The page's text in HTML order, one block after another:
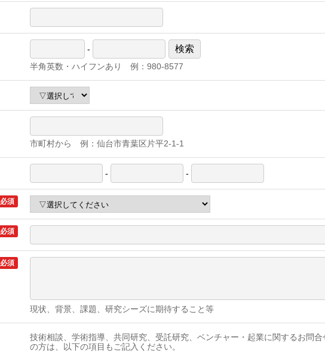
- 検索
半角英数・ハイフンあり 例：980-8577
市町村から 例：仙台市青葉区片平2-1-1
- -
必須
必須
必須
現状、背景、課題、研究シーズに期待すること等
技術相談、学術指導、共同研究、受託研究、ベンチャー・起業に関するお問合
の方は、以下の項目もご記入ください。